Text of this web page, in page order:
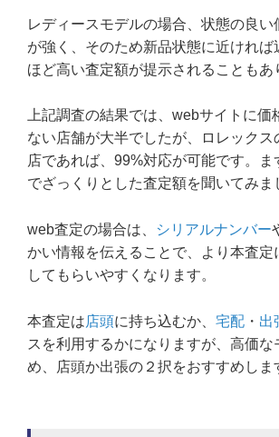
レディースモデルの場合、状態の良い
が強く、そのため新品状態に近ければ
ほど高い査定額が提示されることもあ
上記調査の結果では、webサイトに価
ない店舗が大半でしたが、ロレックス
店であれば、99%対応が可能です。
でざっくりとした査定額を聞いてみま
web査定の場合は、 シリアルナンバー
かい情報を伝えることで、より本査定
してもらいやすくなります。
本査定は店頭に持ち込むか、 宅配 ・ 出
スを利用するかになりますが、高価な
め、店頭か出張の２択をおすすめしま